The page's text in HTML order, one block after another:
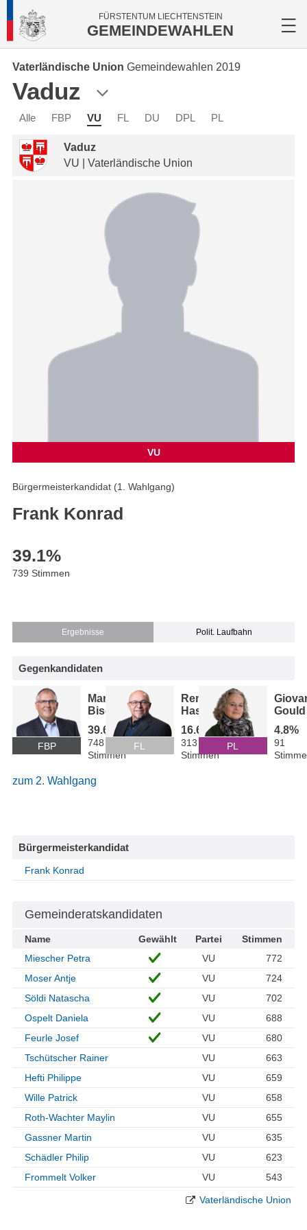
FÜRSTENTUM LIECHTENSTEIN
GEMEINDEWAHLEN
Vaterländische Union Gemeindewahlen 2019
Vaduz
Alle FBP VU FL DU DPL PL
Vaduz
VU | Vaterländische Union
VU
Bürgermeisterkandidat (1. Wahlgang)
Frank Konrad
39.1%
739 Stimmen
Ergebnisse Polit. Laufbahn
Gegenkandidaten
FBP
Manfred
Bischof
39.6%
748
Stimmen
FL
René
Hasler
16.6%
313
Stimmen
PL
Gould
4.8%
91
zum 2. Wahlgang
Bürgermeisterkandidat
Frank Konrad
Gemeinderatskandidaten
Name Gewählt Partei
Stimmen
Miescher Petra
VU
772
Moser Antje
VU
724
Söldi Natascha
VU
702
Ospelt Daniela
VU
688
Feurle Josef
VU
680
Tschütscher Rainer
VU
663
Hefti Philippe
VU
659
Wille Patrick
VU
658
Roth-Wachter Maylin
VU
655
Gassner Martin
VU
635
Schädler Philip
VU
623
Frommelt Volker
VU 543
Vaterländische Union